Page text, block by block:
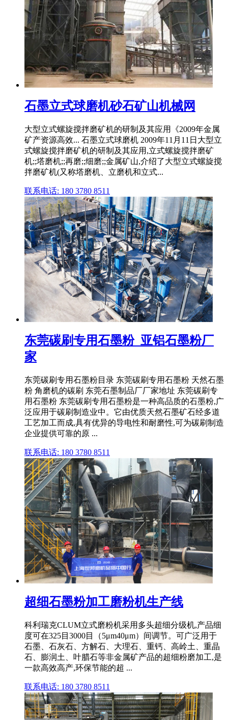
石墨立式球磨机砂石矿山机械网
大型立式螺旋搅拌磨矿机的研制及其应用《2009年金属
矿产资源高效... 石墨立式球磨机 2009年11月11日大型立
式螺旋搅拌磨矿机的研制及其应用,立式螺旋搅拌磨矿
机;;塔磨机;;再磨;;细磨;;金属矿山,介绍了大型立式螺旋搅
拌磨矿机(又称塔磨机、立磨机和立式...
联系电话: 180 3780 8511
东莞碳刷专用石墨粉_亚铝石墨粉厂
家
东莞碳刷专用石墨粉目录 东莞碳刷专用石墨粉 天然石墨
粉 角磨机的碳刷 东莞石墨制品厂厂家地址 东莞碳刷专
用石墨粉 东莞碳刷专用石墨粉是一种高品质的石墨粉,广
泛应用于碳刷制造业中。它由优质天然石墨矿石经多道
工艺加工而成,具有优异的导电性和耐磨性,可为碳刷制造
企业提供可靠的原 ...
联系电话: 180 3780 8511
超细石墨粉加工磨粉机生产线
科利瑞克CLUM立式磨粉机采用多头超细分级机,产品细
度可在325目3000目（5μm40μm）间调节。可广泛用于
石墨、石灰石、方解石、大理石、重钙、高岭土、重晶
石、膨润土、叶腊石等非金属矿产品的超细粉磨加工,是
一款高效高产,环保节能的超 ...
联系电话: 180 3780 8511